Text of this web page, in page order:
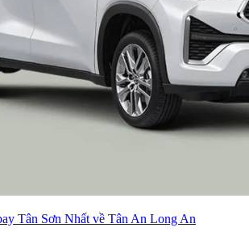
Tân Sơn Nhất về Tân An Long An